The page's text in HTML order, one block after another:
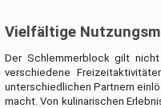
Vielfältige
Der Schlemmerblock gilt
verschiedene
unterschiedlichen Partnern
macht. Von kulinarischen